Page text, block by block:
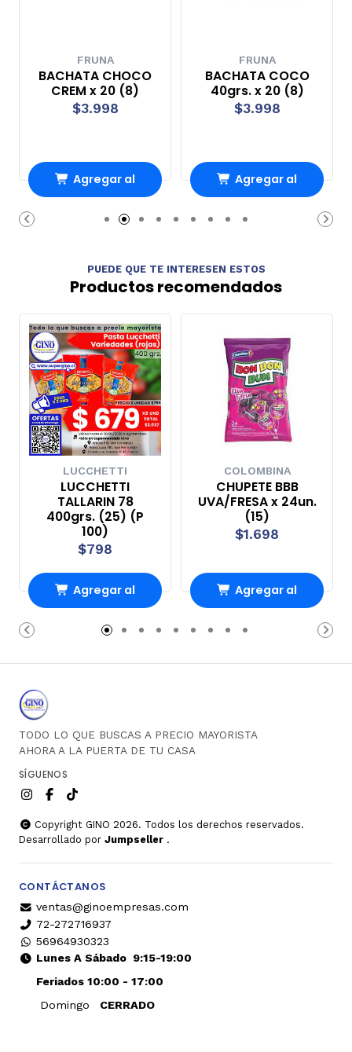
FRUNA
BACHATA CHOCO
CREM x 20 (8)
$3.998
Agregar al
Carro
FRUNA
BACHATA COCO
40grs. x 20 (8)
$3.998
Agregar al
Carro
PUEDE QUE TE INTERESEN ESTOS
Productos recomendados
LUCCHETTI
LUCCHETTI
TALLARIN 78
400grs. (25) (P
100)
$798
Agregar al
Carro
COLOMBINA
CHUPETE BBB
UVA/FRESA x 24un.
(15)
$1.698
Agregar al
Carro
TODO LO QUE BUSCAS A PRECIO MAYORISTA
AHORA A LA PUERTA DE TU CASA
SÍGUENOS
Copyright GINO 2026. Todos los derechos reservados.
Desarrollado por Jumpseller .
CONTÁCTANOS
ventas@ginoempresas.com
72-272716937
56964930323
Lunes A Sábado9:15-19:00
Feriados 10:00 - 17:00
Domingo
CERRADO